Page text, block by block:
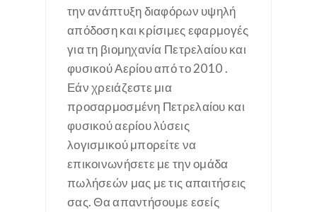
την ανάπτυξη διαφόρων υψηλή
απόδοση και κρίσιμες εφαρμογές
για τη βιομηχανία Πετρελαίου και
φυσικού Αερίου από το 2010 .
Εάν χρειάζεστε μια
προσαρμοσμένη Πετρελαίου και
φυσικού αερίου λύσεις
λογισμικού μπορείτε να
επικοινωνήσετε με την ομάδα
πωλήσεών μας με τις απαιτήσεις
σας. Θα απαντήσουμε εσείς